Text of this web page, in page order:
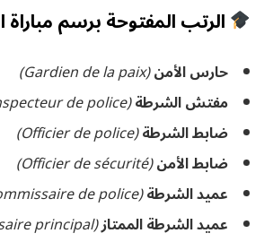
الرتب المفتوحة برسم مباراة
حارس الأمن(Gardien de la paix)
مفتش الشرطة(Inspecteur de police)
ضابط الشرطة(Officier de police)
ضابط الأمن(Officier de sécurité)
عميد الشرطة(Commissaire de police)
عميد الشرطة الممتاز(Commissaire principal)